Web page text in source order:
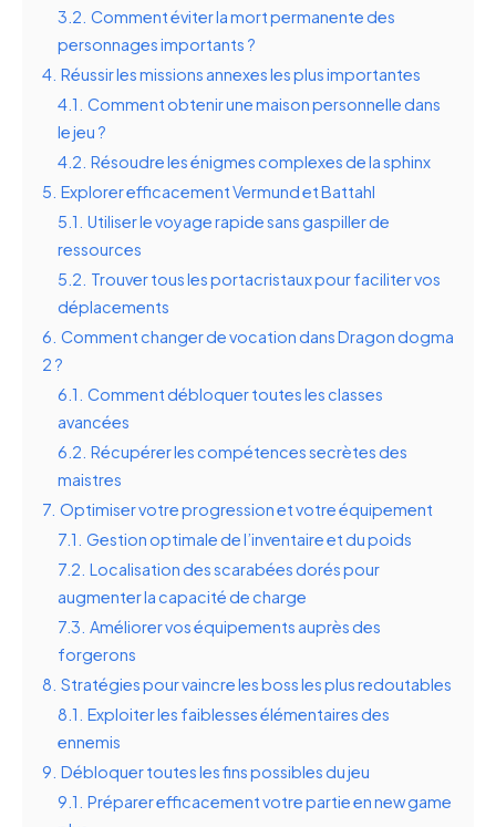
3.2. Comment éviter la mort permanente des
personnages importants ?
4. Réussir les missions annexes les plus importantes
4.1. Comment obtenir une maison personnelle dans
le jeu ?
4.2. Résoudre les énigmes complexes de la sphinx
5. Explorer efficacement Vermund et Battahl
5.1. Utiliser le voyage rapide sans gaspiller de
ressources
5.2. Trouver tous les portacristaux pour faciliter vos
déplacements
6. Comment changer de vocation dans Dragon dogma
2 ?
6.1. Comment débloquer toutes les classes
avancées
6.2. Récupérer les compétences secrètes des
maistres
7. Optimiser votre progression et votre équipement
7.1. Gestion optimale de l’inventaire et du poids
7.2. Localisation des scarabées dorés pour
augmenter la capacité de charge
7.3. Améliorer vos équipements auprès des
forgerons
8. Stratégies pour vaincre les boss les plus redoutables
8.1. Exploiter les faiblesses élémentaires des
ennemis
9. Débloquer toutes les fins possibles du jeu
9.1. Préparer efficacement votre partie en new game